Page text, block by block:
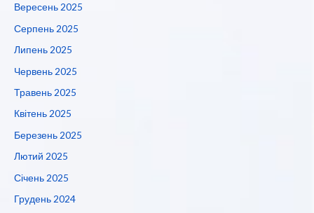
Вересень 2025
Серпень 2025
Липень 2025
Червень 2025
Травень 2025
Квітень 2025
Березень 2025
Лютий 2025
Січень 2025
Грудень 2024